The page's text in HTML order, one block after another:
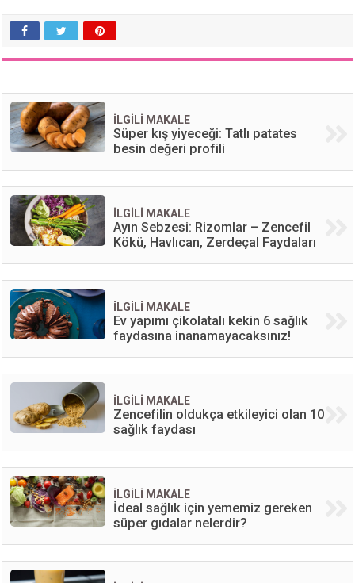
İLGİLİ MAKALE
Süper kış yiyeceği: Tatlı patates
besin değeri profili
İLGİLİ MAKALE
Ayın Sebzesi: Rizomlar – Zencefil
Kökü, Havlıcan, Zerdeçal Faydaları
İLGİLİ MAKALE
Ev yapımı çikolatalı kekin 6 sağlık
faydasına inanamayacaksınız!
İLGİLİ MAKALE
Zencefilin oldukça etkileyici olan 10
sağlık faydası
İLGİLİ MAKALE
İdeal sağlık için yememiz gereken
süper gıdalar nelerdir?